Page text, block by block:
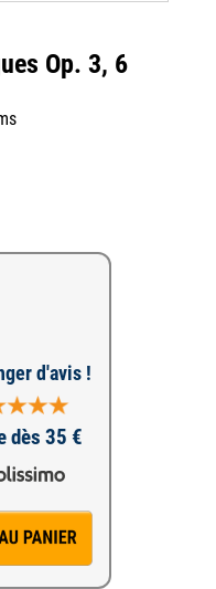
Op. 3, 6
d'avis !
dès 35 €